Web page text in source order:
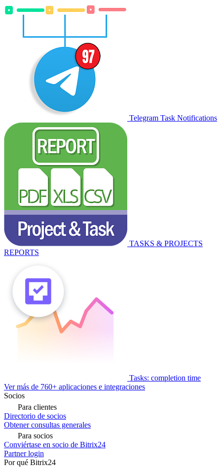
Telegram Task Notifications
TASKS & PROJECTS
REPORTS
Tasks: completion time
Ver más de 760+ aplicaciones e integraciones
Socios
Para clientes
Directorio de socios
Obtener consultas generales
Para socios
Conviértase en socio de Bitrix24
Partner login
Por qué Bitrix24